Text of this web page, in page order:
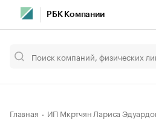
РБК Компании
Главная ИП Мкртчян Лариса